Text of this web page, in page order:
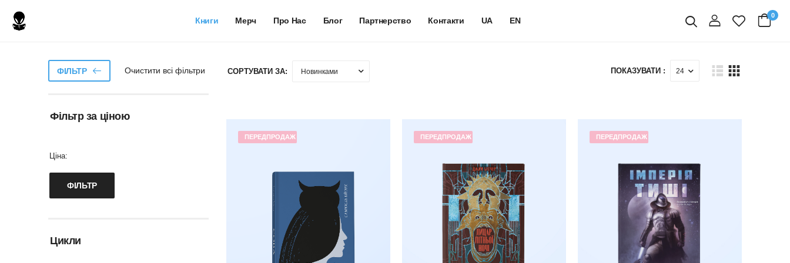
Книги Мерч Про Нас Блог Партнерство Контакти UA EN
Пошуквхід
0
ФІЛЬТР Очистити всі фільтри
Фільтр за ціною
Ціна:
Цикли
СОРТУВАТИ ЗА: ПОКАЗУВАТИ :
ПЕРЕДПРОДАЖ ПЕРЕДПРОДАЖ ПЕРЕДПРОДАЖ